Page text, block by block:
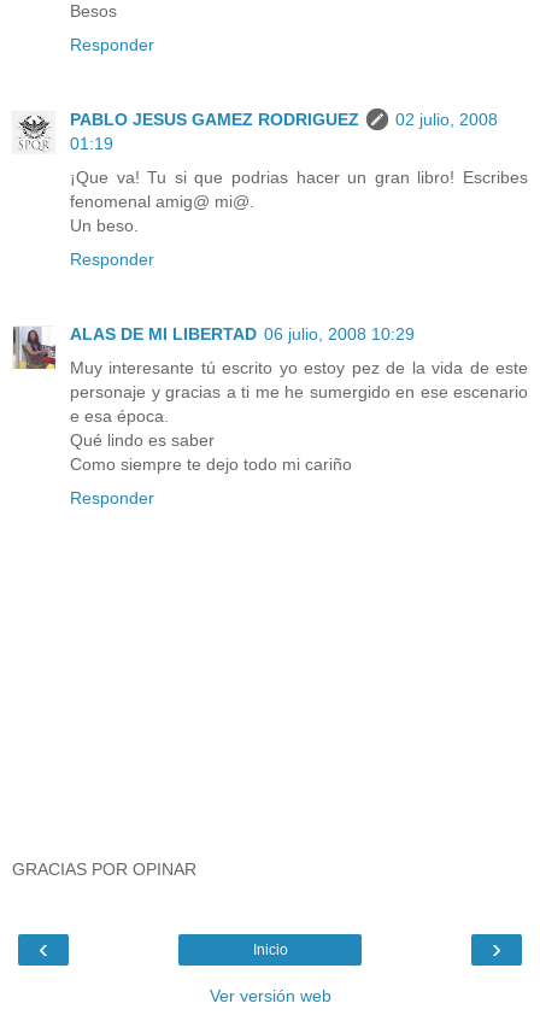
Besos
Responder
PABLO JESUS GAMEZ RODRIGUEZ
02 julio, 2008
01:19
¡Que va! Tu si que podrias hacer un gran libro! Escribes
fenomenal amig@ mi@.
Un beso.
Responder
ALAS DE MI LIBERTAD 06 julio, 2008 10:29
Muy interesante tú escrito yo estoy pez de la vida de este
personaje y gracias a ti me he sumergido en ese escenario
e esa época.
Qué lindo es saber
Como siempre te dejo todo mi cariño
Responder
GRACIAS POR OPINAR
‹ ›
Inicio
Ver versión web